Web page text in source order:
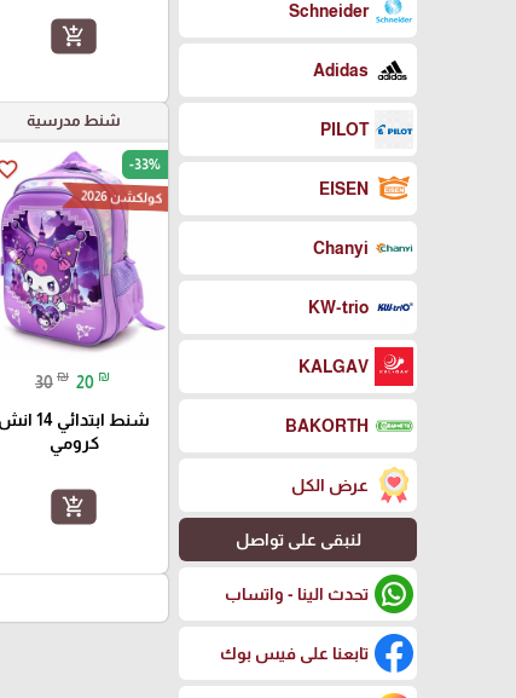
Schneider
Adidas
PILOT
EISEN
Chanyi
KW-trio
KALGAV
BAKORTH
عرض الكل
لنبقى على تواصل
تحدث الينا - واتساب
تابعنا على فيس بوك
add_shopping_cart
شنط مدرسية
-33%
كولكشن 2026
30 ₪ 20 ₪
شنط ابتدائي 14 انش
كرومي
add_shopping_cart